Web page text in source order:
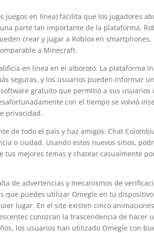
juegos en línea) facilita que los jugadores
parte tan importante de la plataforma,
crear y jugar a Roblox en smartphones,
a Minecraft.
en línea en el alboroto. La plataforma
seguras, y los usuarios pueden informar
gratuito que permitió a sus usuarios
con el tiempo se volvió
privacidad.
de todo el país y haz amigos. Chat
o ciudad. Usando estos nuevos sitios,
tus mejores temas y chatear casualmente
de advertencias y mecanismos de
que puedes utilizar Omegle en tu
lugar. En el site existen cinco
conozcan la trascendencia de hacer
los usuarios han utilizado Omegle con